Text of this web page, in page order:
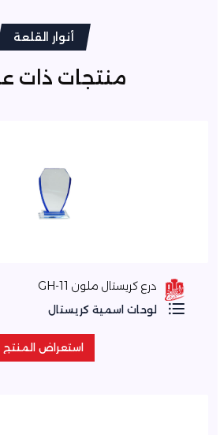
أنوار القلعة
منتجات ذات
درع كريستال ملون GH-11
لوحات اسمية كريستال
استعراض المنتج
استعراض المنتج